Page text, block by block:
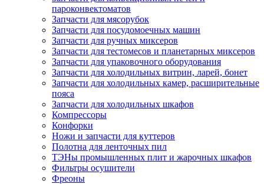
пароконвектоматов
Запчасти для мясорубок
Запчасти для посудомоечных машин
Запчасти для ручных миксеров
Запчасти для тестомесов и планетарных миксеров
Запчасти для упаковочного оборудования
Запчасти для холодильных витрин, ларей, бонет
Запчасти для холодильных камер, расширительные
пояса
Запчасти для холодильных шкафов
Компрессоры
Конфорки
Ножи и запчасти для куттеров
Полотна для ленточных пил
ТЭНы промышленных плит и жарочных шкафов
Фильтры осушители
Фреоны